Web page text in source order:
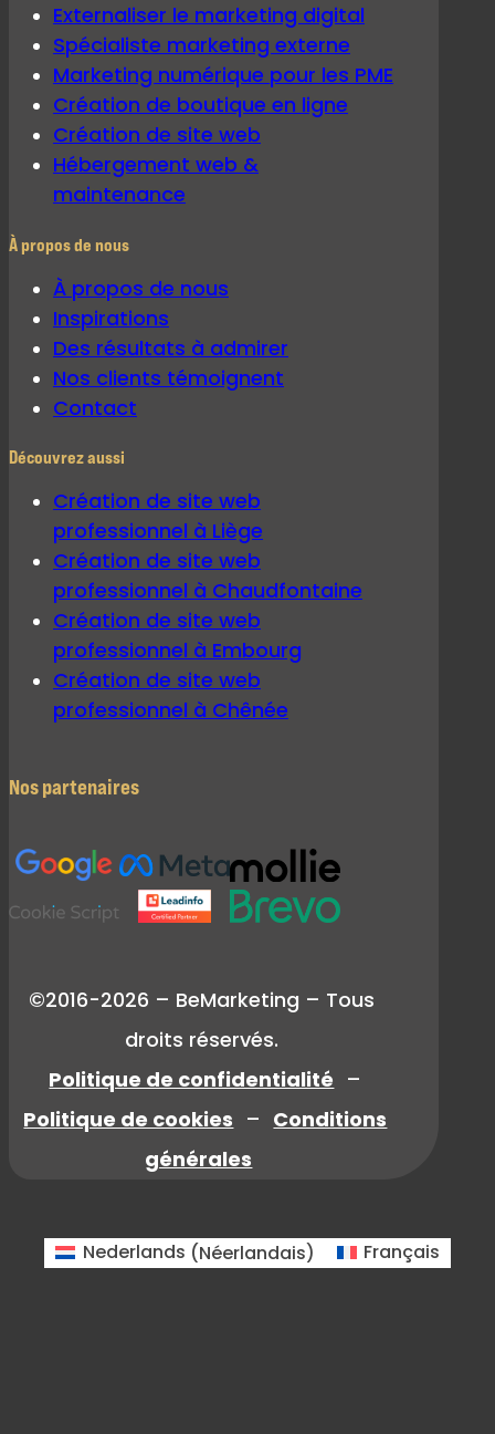
Externaliser le marketing digital
Spécialiste marketing externe
Marketing numérique pour les PME
Création de boutique en ligne
Création de site web
Hébergement web &
maintenance
À propos de nous
À propos de nous
Inspirations
Des résultats à admirer
Nos clients témoignent
Contact
Découvrez aussi
Création de site web
professionnel à Liège
Création de site web
professionnel à Chaudfontaine
Création de site web
professionnel à Embourg
Création de site web
professionnel à Chênée
Nos partenaires
©2016-2026 – BeMarketing – Tous
droits réservés.
Politique de confidentialité –
Politique de cookies – Conditions
générales
Nederlands (Néerlandais) Français